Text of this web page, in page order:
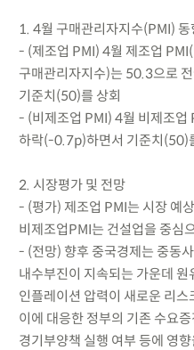
1. 4월 구매관리자지수(PMI) 동
- (제조업 PMI) 4월 제조업
구매관리자지수)는 50.3으로
기준치(50)를 상회
- (비제조업 PMI) 4월 비제조
하락(-0.7p)하면서 기준치(50)
2. 시장평가 및 전망
- (평가) 제조업 PMI는 시장 예
비제조업PMI는 건설업을 중심
- (전망) 향후 중국경제는 중동
내수부진이 지속되는 가운데
인플레이션 압력이 새로운 리
이에 대응한 정부의 기존 수요
경기부양책 실행 여부 등에 영